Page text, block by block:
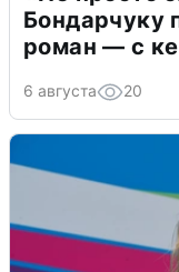
Бондарчуку
роман — с
6 августа 20